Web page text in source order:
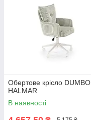
Обертове крісло DUMBO
HALMAR
В наявності